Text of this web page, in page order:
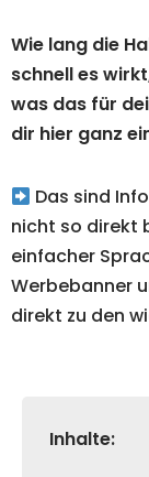
Wie lang die
schnell es
was das für
dir hier ganz
Das sind
nicht so direkt
einfacher
Werbebanner
direkt zu den
Inhalte: